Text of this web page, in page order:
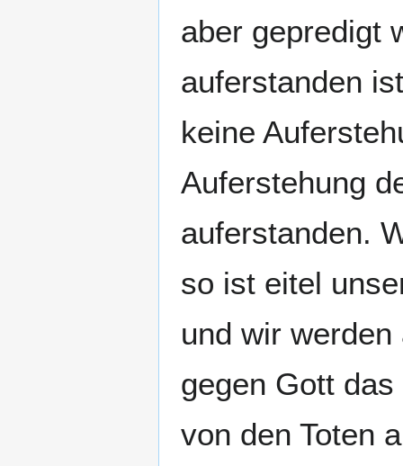
aber gepredigt
auferstanden
keine
Auferstehung
auferstanden.
so ist eitel
und wir
gegen Gott
von den Toten